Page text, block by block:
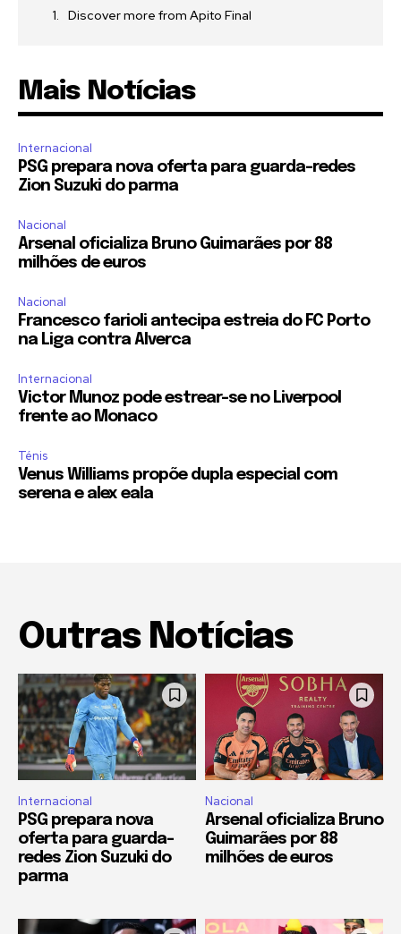
Discover more from Apito Final
Mais Notícias
Internacional
PSG prepara nova oferta para guarda-redes
Zion Suzuki do parma
Nacional
Arsenal oficializa Bruno Guimarães por 88
milhões de euros
Nacional
Francesco farioli antecipa estreia do FC Porto
na Liga contra Alverca
Internacional
Victor Munoz pode estrear-se no Liverpool
frente ao Monaco
Ténis
Venus Williams propõe dupla especial com
serena e alex eala
Outras Notícias
Internacional
PSG prepara nova
oferta para guarda-
redes Zion Suzuki do
parma
Nacional
Arsenal oficializa Bruno
Guimarães por 88
milhões de euros